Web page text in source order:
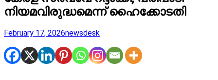
നിയമവിരുദ്ധമെന്ന് ഹൈക്കോടതി
February 17, 2026newsdesk